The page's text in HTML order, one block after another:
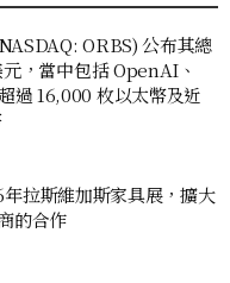
ORBS) 公布其總
，當中包括 OpenAI、
16,000 枚以太幣及近
拉斯維加斯家具展，擴大
的合作